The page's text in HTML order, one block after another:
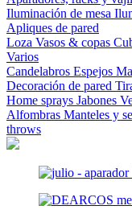
Iluminación de mesa
Apliques de pared
Loza Vasos & copas
Varios
Candelabros Espejos
Decoración de pared
Home sprays Jabones
Alfombras Manteles y
throws